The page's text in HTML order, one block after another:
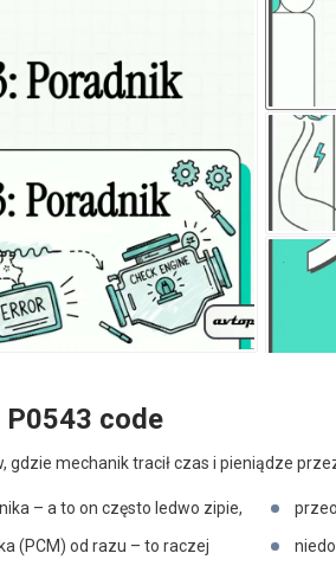
code
gdzie mechanik tracił czas i pieniądze
– a to on często ledwo zipie,
(PCM) od razu – to raczej